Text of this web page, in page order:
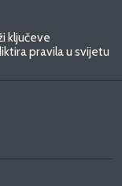
ključeve
pravila u svijetu